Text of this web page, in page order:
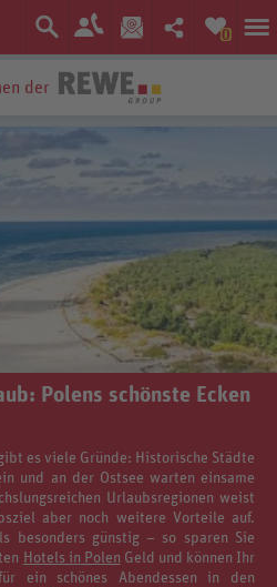
0
Garantie
Polens schönste Ecken
es viele Gründe: Historische Städte
und an der Ostsee warten einsame
Urlaubsregionen weist
aber noch weitere Vorteile auf.
besonders günstig – so sparen Sie
Hotels in Polen Geld und können Ihr
ein schönes Abendessen in den